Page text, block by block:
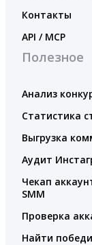
Контакты
API / MCP
Полезное
Анализ
Статистика
Выгрузка
Аудит
Чекап
SMM
Проверка
Найти